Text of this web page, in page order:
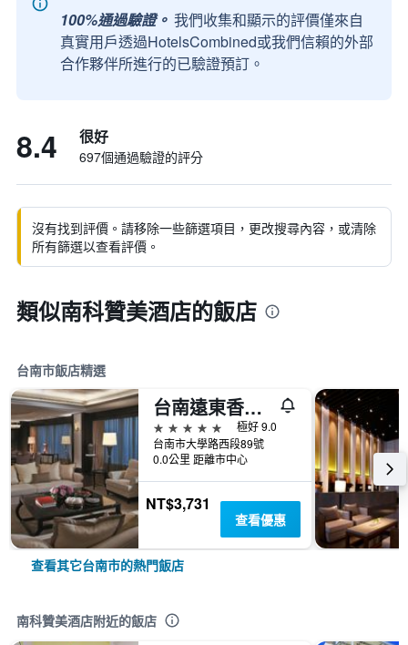
100%通過驗證。 我們收集和顯示的評價僅來自
真實用戶透過HotelsCombined或我們信賴的外部
合作夥伴所進行的已驗證預訂。
8.4 很好
697個通過驗證的評分
沒有找到評價。請移除一些篩選項目，更改搜尋內容，或清除
所有篩選以查看評價。
類似南科贊美酒店的飯店
台南市飯店精選
台南遠東香格里拉
5星級
極好 9.0
台南市大學路西段89號
0.0公里 距離市中心
NT$3,731
查看優惠
查看其它台南市的熱門飯店
南科贊美酒店附近的飯店